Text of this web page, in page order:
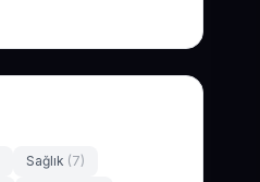
Sağlık (7)